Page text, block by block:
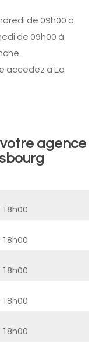
de 09h00 à
de 09h00 à
accédez à La
agence
18h00
18h00
18h00
18h00
18h00